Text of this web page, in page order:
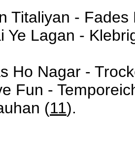
Titaliyan - Fades
Ye Lagan -
Ho Nagar -
Fun -
(11).